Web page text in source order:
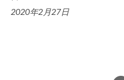
2020年2月27日